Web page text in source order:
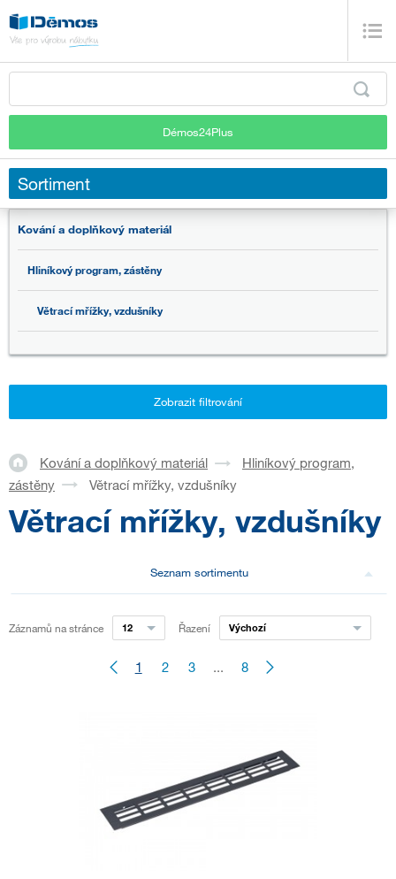
Démos24Plus
Sortiment
Kování a doplňkový materiál
Hliníkový program, zástěny
Větrací mřížky, vzdušníky
Zobrazit filtrování
Kování a doplňkový materiál
Hliníkový program,
zástěny
Větrací mřížky, vzdušníky
Větrací mřížky, vzdušníky
Seznam sortimentu
Záznamů na stránce 12 Řazení Výchozí
1 2 3 ... 8